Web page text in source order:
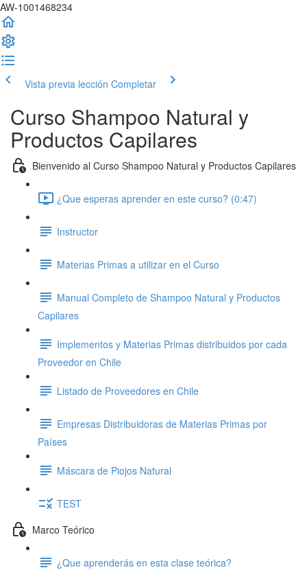
AW-1001468234
Vista previa lección Completar
Curso Shampoo Natural y
Productos Capilares
Bienvenido al Curso Shampoo Natural y Productos Capilares
¿Que esperas aprender en este curso? (0:47)
Instructor
Materias Primas a utilizar en el Curso
Manual Completo de Shampoo Natural y Productos
Capilares
Implementos y Materias Primas distribuidos por cada
Proveedor en Chile
Listado de Proveedores en Chile
Empresas Distribuidoras de Materias Primas por
Países
Máscara de Piojos Natural
TEST
Marco Teórico
¿Que aprenderás en esta clase teórica?